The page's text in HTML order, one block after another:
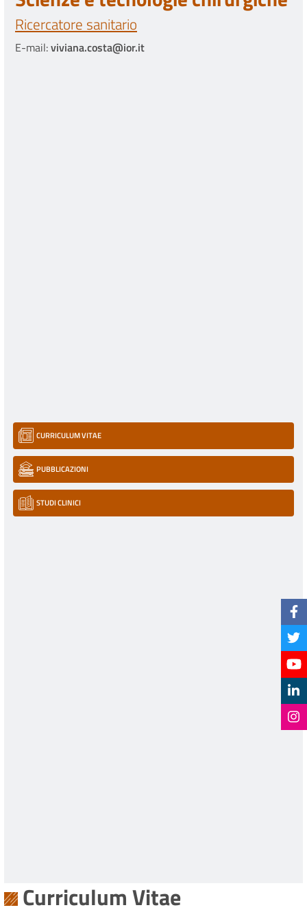
Ricercatore sanitario
E-mail:viviana.costa@ior.it
CURRICULUM VITAE
PUBBLICAZIONI
STUDI CLINICI
Curriculum Vitae